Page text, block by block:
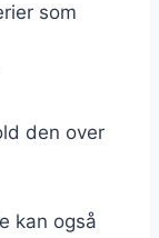
som
den over
kan også